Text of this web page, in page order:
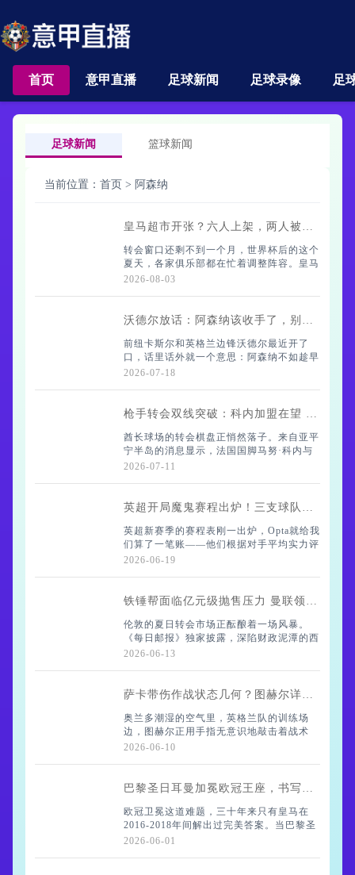
首页 意甲直播 足球新闻 足球录像 足
足球新闻 篮球新闻
当前位置： 首页 > 阿森纳
皇马超市开张？六人上架，两人被盯上
转会窗口还剩不到一个月，世界杯后的这个
夏天，各家俱乐部都在忙着调整阵容。皇马
刚换了帅，自然成了焦点。
奥曼德之后，又盯上了西班牙队长罗德里。
之前还反对这
2026-08-03
沃德尔放话：阿森纳该收手了，别追吉马良斯
前纽卡斯尔和英格兰边锋沃德尔最近开了
口，话里话外就一个意思：阿森纳不如趁早
抽身，别跟吉马良斯较劲了。你想想，枪手
镑。沃
2026-07-18
枪手转会双线突破：科内加盟在望 特罗萨德启程土耳其
酋长球场的转会棋盘正悄然落子。来自亚平
宁半岛的消息显示，法国国脚马努·科内与
阿森纳的私人协议已经谈妥，现在只差与罗
伊拉克
2026-07-11
英超开局魔鬼赛程出炉！三支球队前10轮将遭遇炼狱级考验
英超新赛季的赛程表刚一出炉，Opta就给我
们算了一笔账——他们根据对手平均实力评
分，给各队前10轮赛程排出了难易榜。这份
2026-06-19
铁锤帮面临亿元级抛售压力 曼联领跑费尔南德斯争夺战
伦敦的夏日转会市场正酝酿着一场风暴。
《每日邮报》独家披露，深陷财政泥潭的西
汉姆联必须在六月底前筹措至少1亿英镑
紧，伦敦球场
2026-06-13
萨卡带伤作战状态几何？图赫尔详解恢复进度与世界杯用人策略
奥兰多潮湿的空气里，英格兰队的训练场
边，图赫尔正用手指无意识地敲击着战术
板。当被问及萨卡的伤情，这位以严谨著称
24岁边锋
2026-06-10
巴黎圣日耳曼加冕欧冠王座，书写比肩皇马的传奇新篇
欧冠卫冕这道难题，三十年来只有皇马在
2016-2018年间解出过完美答案。当巴黎圣
日耳曼上周六举起大耳朵杯时，他们终于将
2026-06-01